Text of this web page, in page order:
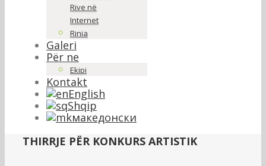
Rive në
Internet
Rinia
Galeri
Për ne
Ekipi
Kontakt
English
Shqip
македонски
THIRRJE PËR KONKURS ARTISTIK